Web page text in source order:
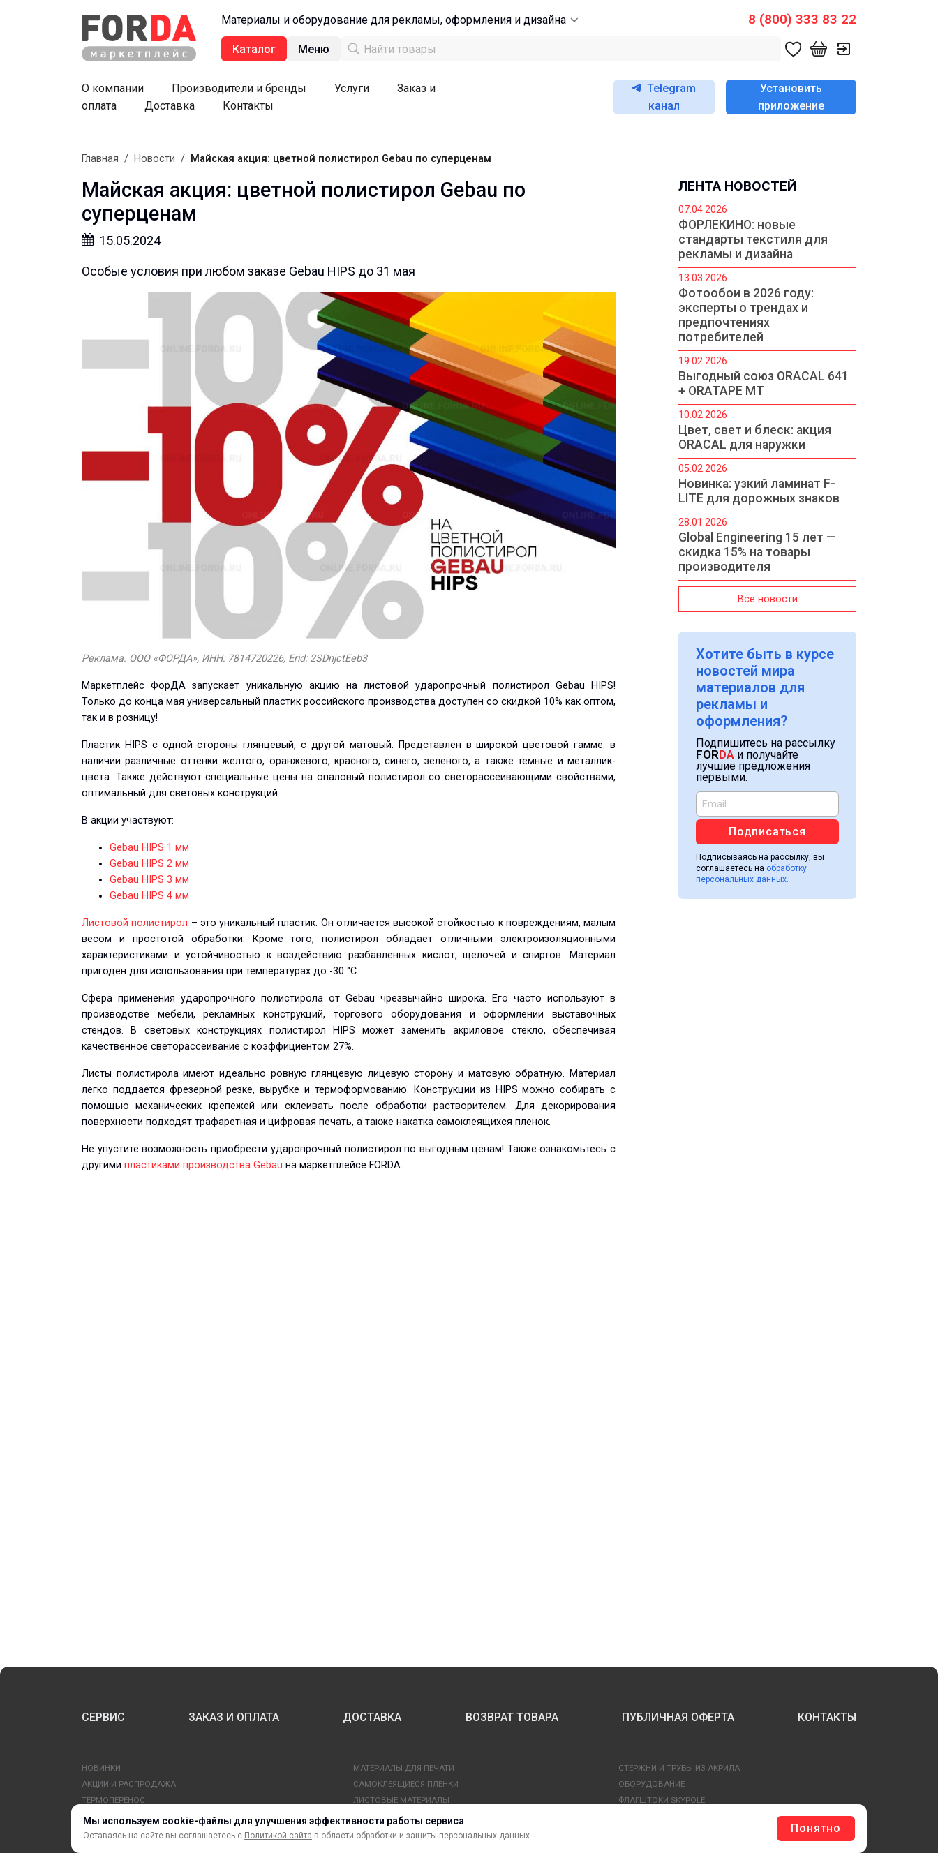
Мы используем cookie-файлы для улучшения эффективности работы сервиса
Оставаясь на сайте вы соглашаетесь с Политикой сайта в области обработки и защиты персональных данных.
Понятно
Материалы и оборудование для рекламы, оформления и дизайна 8 (800) 333 83 22
Каталог Меню
О компании Производители и бренды Услуги
Заказ и
оплата
Доставка Контакты
Telegram
канал
Установить
приложение
Главная / Новости / Майская акция: цветной полистирол Gebau по суперценам
Майская акция: цветной полистирол Gebau по
суперценам
15.05.2024
Особые условия при любом заказе Gebau HIPS до 31 мая
Реклама. ООО «ФОРДА», ИНН: 7814720226, Erid: 2SDnjctEeb3
Маркетплейс ФорДА запускает уникальную акцию на листовой ударопрочный полистирол Gebau HIPS!
Только до конца мая универсальный пластик российского производства доступен со скидкой 10% как оптом,
так и в розницу!
Пластик HIPS с одной стороны глянцевый, с другой матовый. Представлен в широкой цветовой гамме: в
наличии различные оттенки желтого, оранжевого, красного, синего, зеленого, а также темные и металлик-
цвета. Также действуют специальные цены на опаловый полистирол со светорассеивающими свойствами,
оптимальный для световых конструкций.
В акции участвуют:
Gebau HIPS 1 мм
Gebau HIPS 2 мм
Gebau HIPS 3 мм
Gebau HIPS 4 мм
Листовой полистирол – это уникальный пластик. Он отличается высокой стойкостью к повреждениям, малым
весом и простотой обработки. Кроме того, полистирол обладает отличными электроизоляционными
характеристиками и устойчивостью к воздействию разбавленных кислот, щелочей и спиртов. Материал
пригоден для использования при температурах до -30 °C.
Сфера применения ударопрочного полистирола от Gebau чрезвычайно широка. Его часто используют в
производстве мебели, рекламных конструкций, торгового оборудования и оформлении выставочных
стендов. В световых конструкциях полистирол HIPS может заменить акриловое стекло, обеспечивая
качественное светорассеивание с коэффициентом 27%.
Листы полистирола имеют идеально ровную глянцевую лицевую сторону и матовую обратную. Материал
легко поддается фрезерной резке, вырубке и термоформованию. Конструкции из HIPS можно собирать с
помощью механических крепежей или склеивать после обработки растворителем. Для декорирования
поверхности подходят трафаретная и цифровая печать, а также накатка самоклеящихся пленок.
Не упустите возможность приобрести ударопрочный полистирол по выгодным ценам! Также ознакомьтесь с
другими пластиками производства Gebau на маркетплейсе FORDA.
ЛЕНТА НОВОСТЕЙ
07.04.2026
ФОРЛЕКИНО: новые
стандарты текстиля для
рекламы и дизайна
13.03.2026
Фотообои в 2026 году:
эксперты о трендах и
предпочтениях
потребителей
19.02.2026
Выгодный союз ORACAL 641
+ ORATAPE MT
10.02.2026
Цвет, свет и блеск: акция
ORACAL для наружки
05.02.2026
Новинка: узкий ламинат F-
LITE для дорожных знаков
28.01.2026
Global Engineering 15 лет —
скидка 15% на товары
производителя
Все новости
Хотите быть в курсе
новостей мира
материалов для
рекламы и
оформления?
Подпишитесь на рассылку
FORDA и получайте
лучшие предложения
первыми.
Подписаться
Подписываясь на рассылку, вы
соглашаетесь на обработку
персональных данных.
СЕРВИС ЗАКАЗ И ОПЛАТА ДОСТАВКА ВОЗВРАТ ТОВАРА ПУБЛИЧНАЯ ОФЕРТА КОНТАКТЫ
НОВИНКИ
АКЦИИ И РАСПРОДАЖА
ТЕРМОПЕРЕНОС
МАТЕРИАЛЫ ДЛЯ ПЕЧАТИ
САМОКЛЕЯЩИЕСЯ ПЛЕНКИ
ЛИСТОВЫЕ МАТЕРИАЛЫ
СТЕРЖНИ И ТРУБЫ ИЗ АКРИЛА
ОБОРУДОВАНИЕ
ФЛАГШТОКИ SKYPOLE
ПРОФИЛИ И ПРОФИЛЬНЫЕ СИСТЕМЫ
КРАСКИ, ЧЕРНИЛА, КАРТРИДЖИ
УСЛУГИ И СЕРВИС
ИНСТРУМЕНТ